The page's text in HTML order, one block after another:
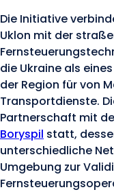
Die Initiative
Uklon mit der
die Ukraine als
der Region für von
Transportdienste.
Partnerschaft mit
Boryspil statt,
unterschiedliche
Umgebung zur